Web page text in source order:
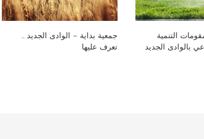
التنمية
بالوادى الجديد
جمعية بداية – الوادى الجديد …
تعرف عليها